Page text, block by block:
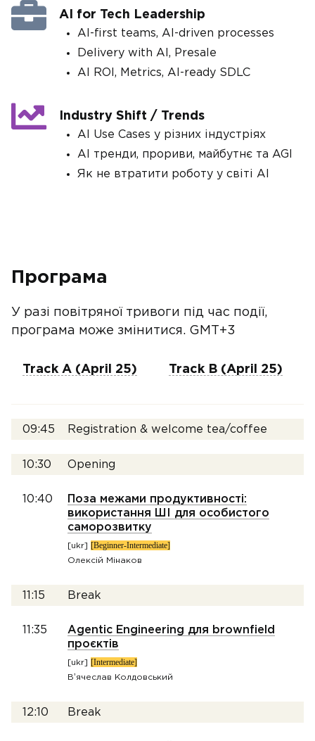
AI for Tech Leadership
AI-first teams, AI-driven processes
Delivery with AI, Presale
AI ROI, Metrics, AI-ready SDLC
Industry Shift / Trends
AI Use Cases у різних індустріях
AI тренди, прориви, майбутнє та AGI
Як не втратити роботу у світі AI
Програма
У разі повітряної тривоги під час події,
програма може змінитися. GMT+3
Track A (April 25) Track B (April 25)
09:45 Registration & welcome tea/coffee
10:30 Opening
10:40
Поза межами продуктивності:
використання ШІ для особистого
саморозвитку
[ukr] [Beginner-Intermediate]
Олексій Мінаков
11:15 Break
11:35
Agentic Engineering для brownfield
проєктів
[ukr] [Intermediate]
Вʼячеслав Колдовський
12:10 Break